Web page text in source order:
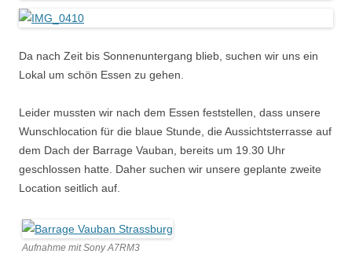
Da nach Zeit bis Sonnenuntergang blieb, suchen wir uns ein
Lokal um schön Essen zu gehen.
Leider mussten wir nach dem Essen feststellen, dass unsere
Wunschlocation für die blaue Stunde, die Aussichtsterrasse auf
dem Dach der Barrage Vauban, bereits um 19.30 Uhr
geschlossen hatte. Daher suchen wir unsere geplante zweite
Location seitlich auf.
Aufnahme mit Sony A7RM3